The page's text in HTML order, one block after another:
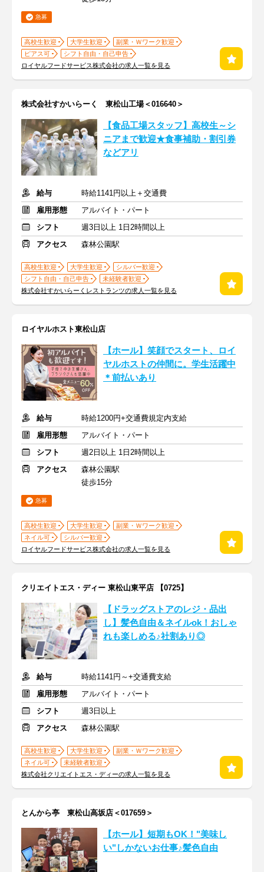
急募
高校生歓迎 大学生歓迎
副業・Ｗワーク歓迎
ピアス可
シフト自由・自己申告
ロイヤルフードサービス株式会社の求人一覧を見る
株式会社すかいらーく 東松山工場＜016640＞
【食品工場スタッフ】高校生～シ
ニアまで歓迎★食事補助・割引券
などアリ
給与
時給1141円以上＋交通費
雇用形態
アルバイト・パート
シフト
週3日以上 1日2時間以上
アクセス
森林公園駅
高校生歓迎 大学生歓迎
シルバー歓迎
シフト自由・自己申告
未経験者歓迎
株式会社すかいらーくレストランツの求人一覧を見る
ロイヤルホスト東松山店
【ホール】笑顔でスタート、ロイ
ヤルホストの仲間に。学生活躍中
＊前払いあり
給与
時給1200円+交通費規定内支給
雇用形態
アルバイト・パート
シフト
週2日以上 1日2時間以上
アクセス
森林公園駅
徒歩15分
急募
高校生歓迎 大学生歓迎
副業・Ｗワーク歓迎
ネイル可
シルバー歓迎
ロイヤルフードサービス株式会社の求人一覧を見る
クリエイトエス・ディー 東松山東平店 【0725】
【ドラッグストアのレジ・品出
し】髪色自由＆ネイルok！おしゃ
れも楽しめる♪社割あり◎
給与
時給1141円～+交通費支給
雇用形態
アルバイト・パート
シフト
週3日以上
アクセス
森林公園駅
高校生歓迎 大学生歓迎
副業・Ｗワーク歓迎
ネイル可
未経験者歓迎
株式会社クリエイトエス・ディーの求人一覧を見る
とんから亭 東松山高坂店＜017659＞
【ホール】短期もOK！"美味し
い"しかないお仕事♪髪色自由